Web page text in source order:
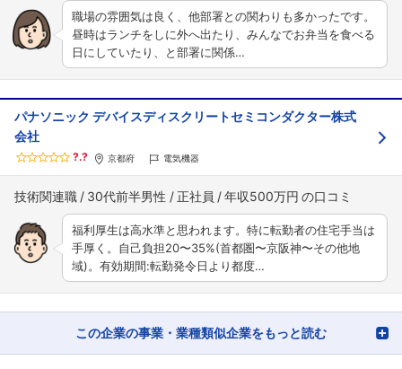
職場の雰囲気は良く、他部署との関わりも多かったです。
昼時はランチをしに外へ出たり、みんなでお弁当を食べる
日にしていたり、と部署に関係…
パナソニック デバイスディスクリートセミコンダクター株式
会社
?.? 京都府 電気機器
技術関連職 30代前半男性 正社員 年収500万円
福利厚生は高水準と思われます。特に転勤者の住宅手当は
手厚く。自己負担20〜35%(首都圏〜京阪神〜その他地
域)。有効期間:転勤発令日より都度…
この企業の事業・業種類似企業をもっと読む